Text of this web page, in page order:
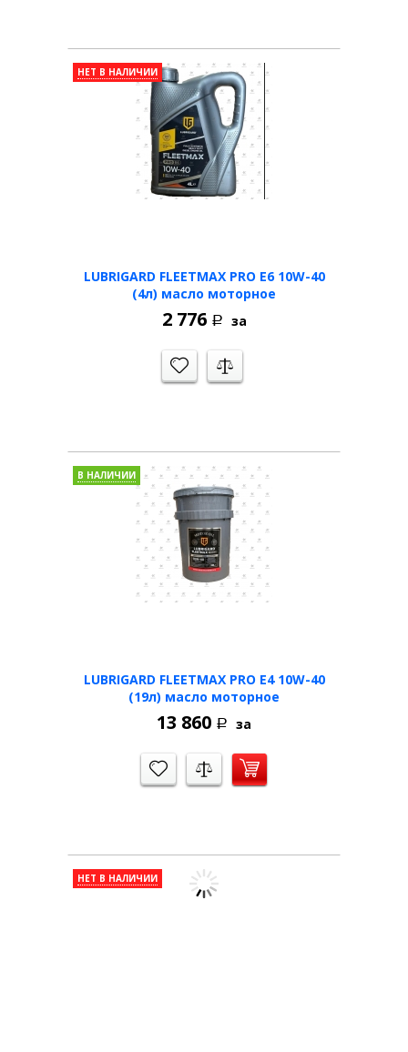
LUBRIGARD FLEETMAX PRO E6 10W-40
(4л) масло моторное
НЕТ В НАЛИЧИИ
2 776 Р за
LUBRIGARD FLEETMAX PRO E4 10W-40
(19л) масло моторное
В НАЛИЧИИ
13 860 Р за
НЕТ В НАЛИЧИИ